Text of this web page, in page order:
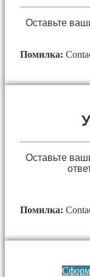
Оставьте
Помилка:
Оставьте
Помилка: